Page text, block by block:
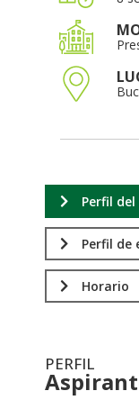
Perfil
Perfil de
Horario
PERFIL